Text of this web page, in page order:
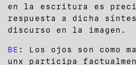
en la escritura es
respuesta a dicha
discurso en la imagen.
BE : Los ojos son como
unx participa